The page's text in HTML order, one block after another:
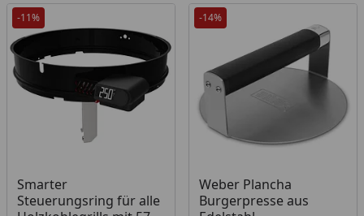
-11%
Smarter
Steuerungsring für alle
Produkt am Lager
-14%
Weber Plancha
Burgerpresse aus
Produkt am Lager